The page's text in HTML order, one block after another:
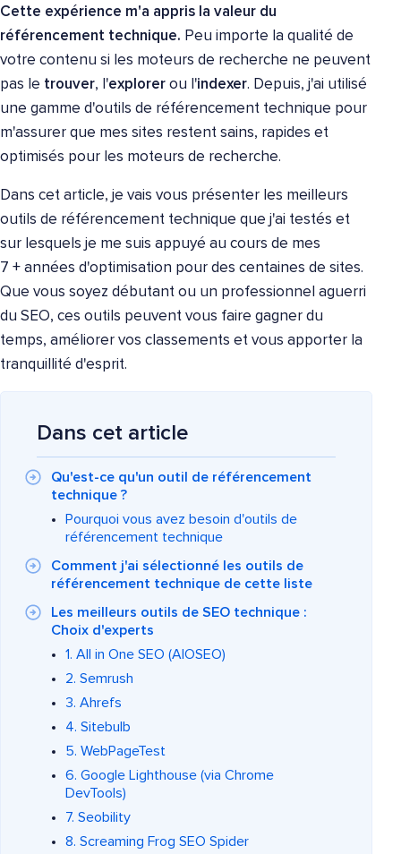
Cette expérience m'a appris la valeur du
référencement technique. Peu importe la qualité de
votre contenu si les moteurs de recherche ne peuvent
pas le trouver, l'explorer ou l'indexer. Depuis, j'ai utilisé
une gamme d'outils de référencement technique pour
m'assurer que mes sites restent sains, rapides et
optimisés pour les moteurs de recherche.
Dans cet article, je vais vous présenter les meilleurs
outils de référencement technique que j'ai testés et
sur lesquels je me suis appuyé au cours de mes
7 + années d'optimisation pour des centaines de sites.
Que vous soyez débutant ou un professionnel aguerri
du SEO, ces outils peuvent vous faire gagner du
temps, améliorer vos classements et vous apporter la
tranquillité d'esprit.
Dans cet article
Qu'est-ce qu'un outil de référencement
technique ?
Pourquoi vous avez besoin d'outils de
référencement technique
Comment j'ai sélectionné les outils de
référencement technique de cette liste
Les meilleurs outils de SEO technique :
Choix d'experts
1. All in One SEO (AIOSEO)
2. Semrush
3. Ahrefs
4. Sitebulb
5. WebPageTest
6. Google Lighthouse (via Chrome
DevTools)
7. Seobility
8. Screaming Frog SEO Spider